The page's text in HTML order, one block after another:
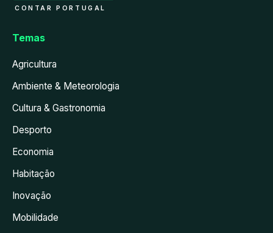
CONTAR PORTUGAL
Temas
Agricultura
Ambiente & Meteorologia
Cultura & Gastronomia
Desporto
Economia
Habitação
Inovação
Mobilidade